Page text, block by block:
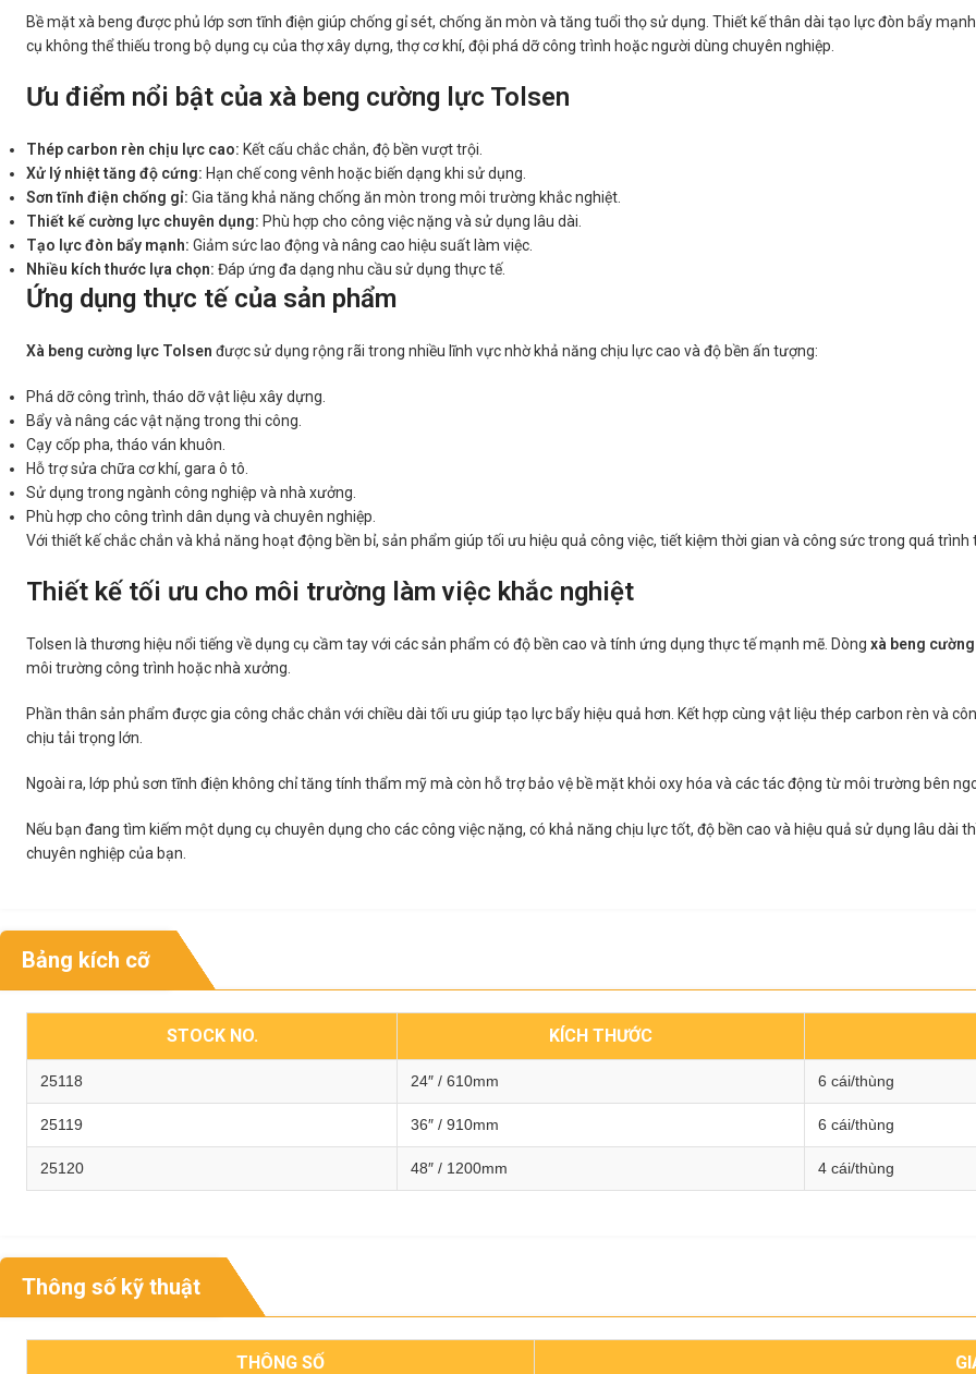
Bề mặt xà beng được phủ lớp sơn tĩnh điện giúp chống gỉ sét, chống ăn mòn và tăng tuổi thọ sử dụng. Thiết kế thân dài tạo lực đòn bẩy
cụ không thể thiếu trong bộ dụng cụ của thợ xây dựng, thợ cơ khí, đội phá dỡ công trình hoặc người dùng chuyên nghiệp.
Ưu điểm nổi bật của xà beng cường lực Tolsen
Thép carbon rèn chịu lực cao: Kết cấu chắc chắn, độ bền vượt trội.
Xử lý nhiệt tăng độ cứng: Hạn chế cong vênh hoặc biến dạng khi sử dụng.
Sơn tĩnh điện chống gỉ: Gia tăng khả năng chống ăn mòn trong môi trường khắc nghiệt.
Thiết kế cường lực chuyên dụng: Phù hợp cho công việc nặng và sử dụng lâu dài.
Tạo lực đòn bẩy mạnh: Giảm sức lao động và nâng cao hiệu suất làm việc.
Nhiều kích thước lựa chọn: Đáp ứng đa dạng nhu cầu sử dụng thực tế.
Ứng dụng thực tế của sản phẩm
Xà beng cường lực Tolsen được sử dụng rộng rãi trong nhiều lĩnh vực nhờ khả năng chịu lực cao và độ bền ấn tượng:
Phá dỡ công trình, tháo dỡ vật liệu xây dựng.
Bẩy và nâng các vật nặng trong thi công.
Cạy cốp pha, tháo ván khuôn.
Hỗ trợ sửa chữa cơ khí, gara ô tô.
Sử dụng trong ngành công nghiệp và nhà xưởng.
Phù hợp cho công trình dân dụng và chuyên nghiệp.
Với thiết kế chắc chắn và khả năng hoạt động bền bỉ, sản phẩm giúp tối ưu hiệu quả công việc, tiết kiệm thời gian và công sức trong quá trình
Thiết kế tối ưu cho môi trường làm việc khắc nghiệt
Tolsen là thương hiệu nổi tiếng về dụng cụ cầm tay với các sản phẩm có độ bền cao và tính ứng dụng thực tế mạnh mẽ. Dòng xà beng
môi trường công trình hoặc nhà xưởng.
Phần thân sản phẩm được gia công chắc chắn với chiều dài tối ưu giúp tạo lực bẩy hiệu quả hơn. Kết hợp cùng vật liệu thép carbon rèn và
chịu tải trọng lớn.
Ngoài ra, lớp phủ sơn tĩnh điện không chỉ tăng tính thẩm mỹ mà còn hỗ trợ bảo vệ bề mặt khỏi oxy hóa và các tác động từ môi trường bên
Nếu bạn đang tìm kiếm một dụng cụ chuyên dụng cho các công việc nặng, có khả năng chịu lực tốt, độ bền cao và hiệu quả sử dụng lâu dài
chuyên nghiệp của bạn.
Bảng kích cỡ
STOCK NO. KÍCH THƯỚC
25118 24″ / 610mm 6 cái/thùng
25119 36″ / 910mm 6 cái/thùng
25120 48″ / 1200mm 4 cái/thùng
Thông số kỹ thuật
THÔNG SỐ